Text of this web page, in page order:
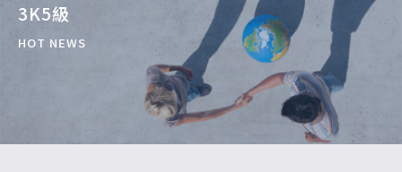
3K5級
HOT NEWS